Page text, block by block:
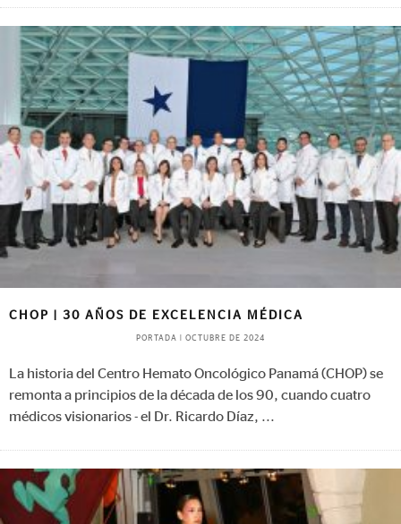
CHOP | 30 AÑOS DE EXCELENCIA MÉDICA
PORTADA OCTUBRE DE 2024
La historia del Centro Hemato Oncológico Panamá (CHOP) se
remonta a principios de la década de los 90, cuando cuatro
médicos visionarios - el Dr. Ricardo Díaz, ...